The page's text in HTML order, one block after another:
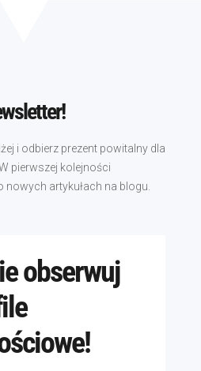
i odbierz prezent powitalny dla
pierwszej kolejności
artykułach na blogu.
obserwuj